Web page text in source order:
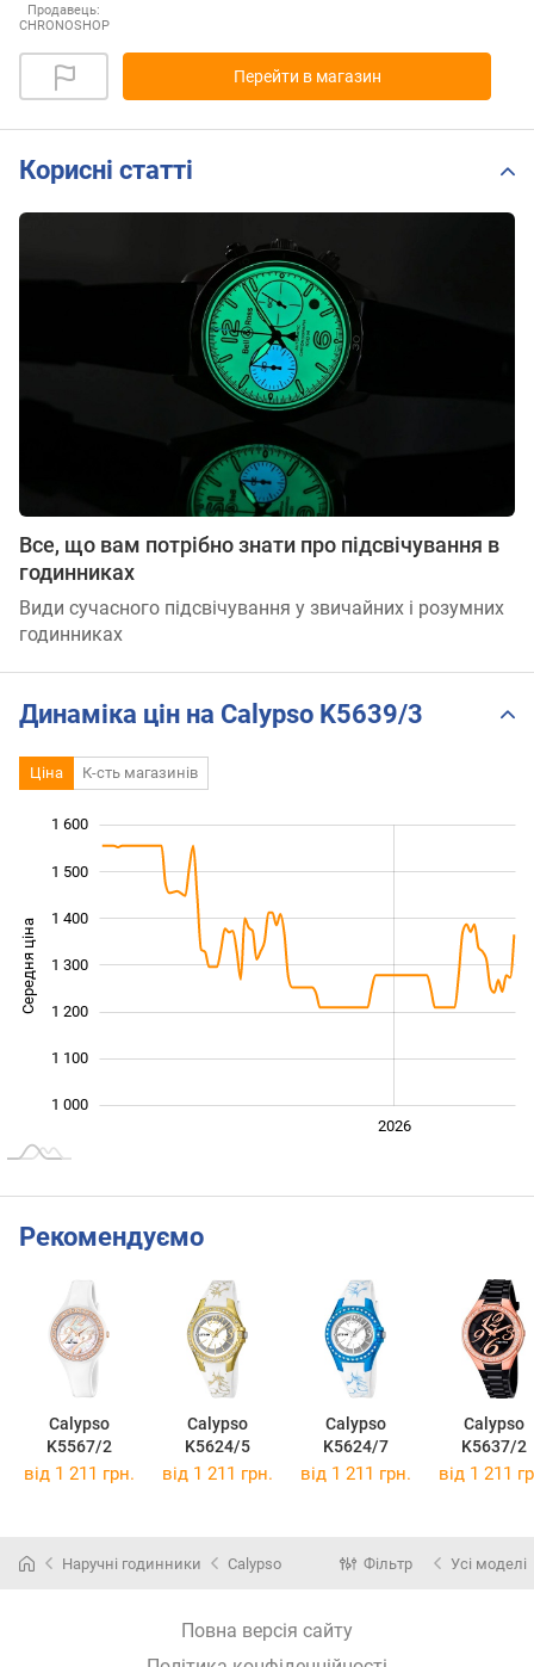
Продавець:
CHRONOSHOP
Перейти в магазин
Корисні статті
Все, що вам потрібно знати про підсвічування в
годинниках
Види сучасного підсвічування у звичайних і розумних
годинниках
Динаміка цін на Calypso K5639/3
Ціна К-сть магазинів
Середня ціна 1 000
1 000
1 100
1 200
1 300
1 400
1 500
1 600
2026
Рекомендуємо
Calypso
K5567/2
Calypso
K5624/5
Calypso
K5624/7
Calypso
K5637/2
від 1 211 грн. від 1 211 грн. від 1 211 грн. від 1 211
Наручні годинники Calypso Фільтр Усі моделі
Повна версія сайту